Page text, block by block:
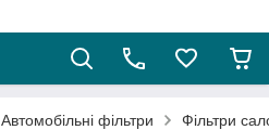
Автомобільні фільтри Фільтри